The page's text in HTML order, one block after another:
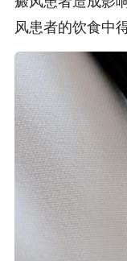
风患者的饮食中